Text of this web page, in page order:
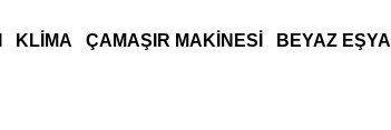
KLIMA ÇAMAŞIR MAKINESI BEYAZ EŞYA